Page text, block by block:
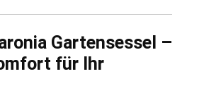
Gartensessel –
für Ihr